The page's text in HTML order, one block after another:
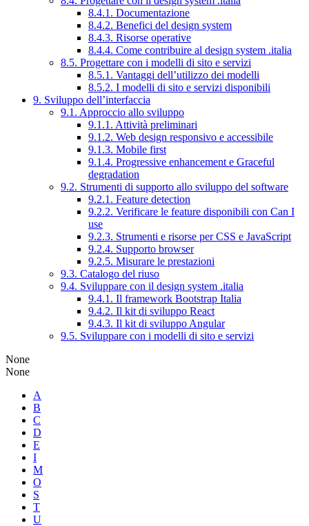
8.4.1. Documentazione
8.4.2. Benefici del design system
8.4.3. Risorse operative
8.4.4. Come contribuire al design system .italia
8.5. Progettare con i modelli di sito e servizi
8.5.1. Vantaggi dell’utilizzo dei modelli
8.5.2. I modelli di sito e servizi disponibili
9. Sviluppo dell’interfaccia
9.1. Approccio allo sviluppo
9.1.1. Attività preliminari
9.1.2. Web design responsivo e accessibile
9.1.3. Mobile first
9.1.4. Progressive enhancement e Graceful
degradation
9.2. Strumenti di supporto allo sviluppo del software
9.2.1. Feature detection
9.2.2. Verificare le feature disponibili con Can I
use
9.2.3. Strumenti e risorse per CSS e JavaScript
9.2.4. Supporto browser
9.2.5. Misurare le prestazioni
9.3. Catalogo del riuso
9.4. Sviluppare con il design system .italia
9.4.1. Il framework Bootstrap Italia
9.4.2. Il kit di sviluppo React
9.4.3. Il kit di sviluppo Angular
9.5. Sviluppare con i modelli di sito e servizi
None
None
A
B
C
D
E
I
M
O
S
T
U